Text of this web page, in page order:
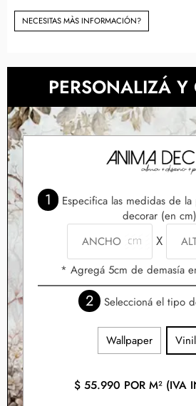
NECESITAS MÀS INFORMACIÓN?
PERSONALIZÁ Y
1
Especifica las medidas de
decorar (en cm)
X
* Agregá 5cm de demasía
2 Seleccioná el tipo
Wallpaper
$ 55.990 POR M² (IVA